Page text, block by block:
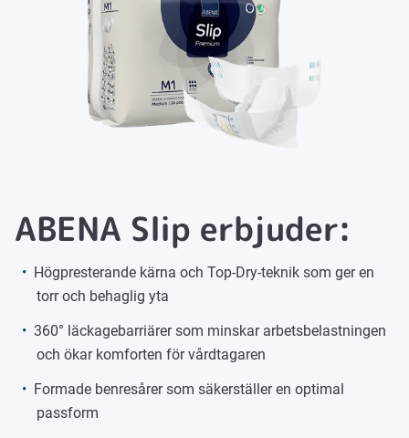
ABENA Slip erbjuder:
Högpresterande kärna och Top-Dry-teknik som ger en
torr och behaglig yta
360° läckagebarriärer som minskar arbetsbelastningen
och ökar komforten för vårdtagaren
Formade benresårer som säkerställer en optimal
passform